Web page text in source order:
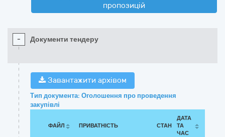
пропозицій
- Документи тендеру
Завантажити архівом
Тип документа: Оголошення про проведення
закупівлі
ФАЙЛ ПРИВАТНІСТЬ СТАН
ДАТА
ТА
ЧАС